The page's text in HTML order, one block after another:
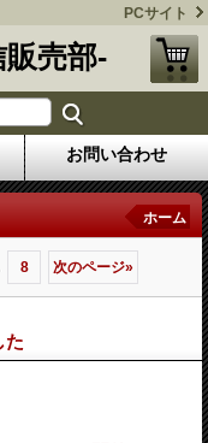
PCサイト
売部-
お問い合わせ
ホーム
8 次のページ»
た